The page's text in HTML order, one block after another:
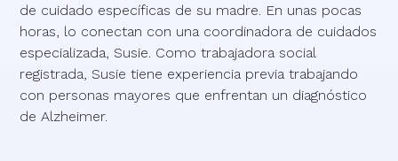
de cuidado específicas de su madre. En unas pocas
horas, lo conectan con una coordinadora de cuidados
especializada, Susie. Como trabajadora social
registrada, Susie tiene experiencia previa trabajando
con personas mayores que enfrentan un diagnóstico
de Alzheimer.